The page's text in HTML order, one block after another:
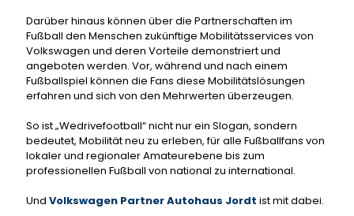
Darüber hinaus können über die Partnerschaften im
Fußball den Menschen zukünftige Mobilitätsservices von
Volkswagen und deren Vorteile demonstriert und
angeboten werden. Vor, während und nach einem
Fußballspiel können die Fans diese Mobilitätslösungen
erfahren und sich von den Mehrwerten überzeugen.
So ist „Wedrivefootball“ nicht nur ein Slogan, sondern
bedeutet, Mobilität neu zu erleben, für alle Fußballfans von
lokaler und regionaler Amateurebene bis zum
professionellen Fußball von national zu international.
Und Volkswagen Partner Autohaus Jordt ist mit dabei.